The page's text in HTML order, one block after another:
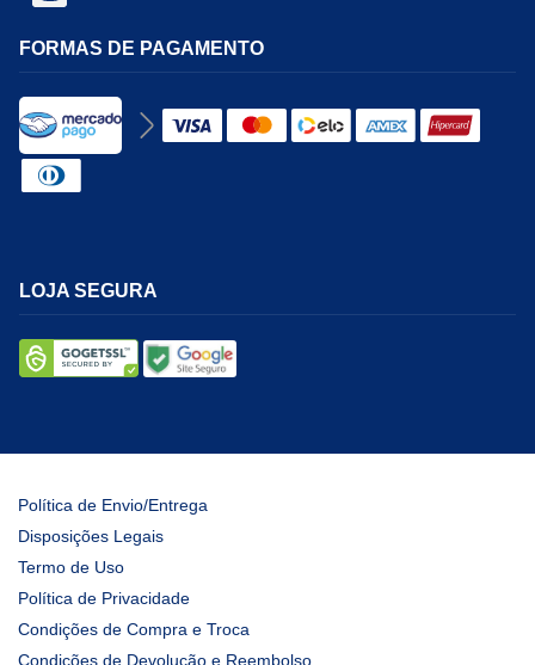
FORMAS DE PAGAMENTO
LOJA SEGURA
Política de Envio/Entrega
Disposições Legais
Termo de Uso
Política de Privacidade
Condições de Compra e Troca
Condições de Devolução e Reembolso